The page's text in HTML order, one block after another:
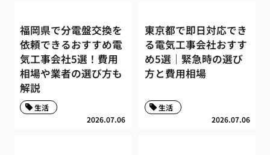
福岡県で分電盤交換を
依頼できるおすすめ電
気工事会社5選！費用
相場や業者の選び方も
解説
2026.07.06
生活
東京都で即日対応でき
る電気工事会社おすす
め5選｜緊急時の選び
方と費用相場
2026.07.06
生活